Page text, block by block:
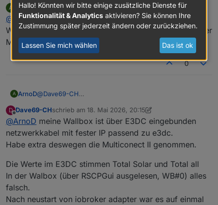
Danke für Eure Deine Hilfe
A
Offline
ArnoDschrieb am16. Mai 2026, 13:18
zuletzt editiert von
@
Dave69-CH
Wie ist bei dir die Wallbox angebunden über E3DC oder
Modbus oder evcc ?
0
A ArnoD@Dave69-CH
Modbus oder evcc ?
D
Offline
Dave69-CHschrieb am 18. Mai 2026, 20:15
zuletzt editiert von Dave69-CH
@ArnoD meine Wallbox ist über E3DC eingebunden
netzwerkkabel mit fester IP passend zu e3dc.
Habe extra deswegen die Multiconect II genommen.
Die Werte im E3DC stimmen Total Solar und Total all
In der Walbox (über RSCPGui ausgelesen, WB#0) alles
falsch.
Nach neustart von iobroker adapter war es auf einmal
Hallo! Könnten wir bitte einige zusätzliche Dienste für
Funktionalität & Analytics aktivieren? Sie können Ihre
Zustimmung später jederzeit ändern oder zurückziehen.
Lassen Sie mich wählen Das ist ok